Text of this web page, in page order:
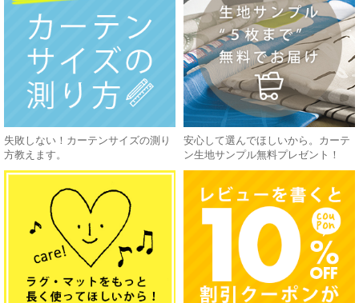
失敗しない！カーテンサイズの測り
方教えます。
安心して選んでほしいから。カーテ
ン生地サンプル無料プレゼント！